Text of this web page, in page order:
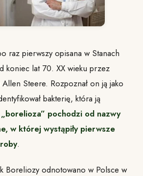
raz pierwszy opisana w Stanach
koniec lat 70. XX wieku przez
Steere. Rozpoznał on ją jako
bakterię, która ją
pochodzi od nazwy
w której wystąpiły pierwsze
.
Boreliozy odnotowano w Polsce w